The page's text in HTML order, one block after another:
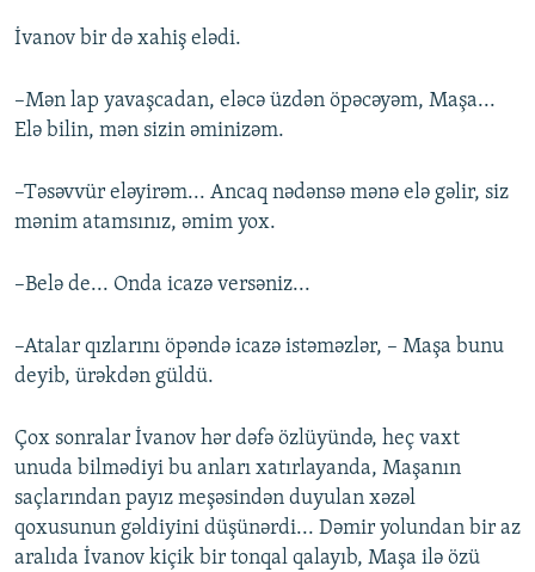
İvanov bir də xahiş elədi.
–Mən lap yavaşcadan, eləcə üzdən öpəcəyəm, Maşa...
Elə bilin, mən sizin əminizəm.
–Təsəvvür eləyirəm... Ancaq nədənsə mənə elə gəlir, siz
mənim atamsınız, əmim yox.
–Belə de... Onda icazə versəniz...
–Atalar qızlarını öpəndə icazə istəməzlər, – Maşa bunu
deyib, ürəkdən güldü.
Çox sonralar İvanov hər dəfə özlüyündə, heç vaxt
unuda bilmədiyi bu anları xatırlayanda, Maşanın
saçlarından payız meşəsindən duyulan xəzəl
qoxusunun gəldiyini düşünərdi... Dəmir yolundan bir az
aralıda İvanov kiçik bir tonqal qalayıb, Maşa ilə özü